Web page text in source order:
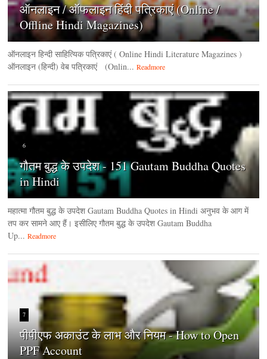
ऑनलाइन / ऑफलाइन हिंदी पत्रिकाएं (Online /
Offline Hindi Magazines)
ऑनलाइन हिन्‍दी साहित्यिक पत्रिकाएं ( Online Hindi Literature Magazines )
ऑनलाइन (हिन्‍दी) वेब पत्रिकाएं (Onlin... Readmore
6
गौतम बुद्ध के उपदेश - 151 Gautam Buddha Quotes
in Hindi
महात्मा गौतम बुद्ध के उपदेश Gautam Buddha Quotes in Hindi अनुभव के आग में
तप कर सामने आए हैं। इसीलिए गौतम बुद्ध के उपदेश Gautam Buddha
Up... Readmore
7
पीपीएफ अकाउंट के लाभ और नियम - How to Open
PPF Account